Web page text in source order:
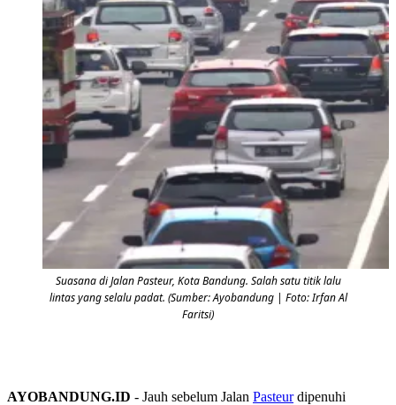
Suasana di Jalan Pasteur, Kota Bandung. Salah satu titik lalu
lintas yang selalu padat. (Sumber: Ayobandung | Foto: Irfan Al
Faritsi)
AYOBANDUNG.ID - Jauh sebelum Jalan Pasteurdipenuhi